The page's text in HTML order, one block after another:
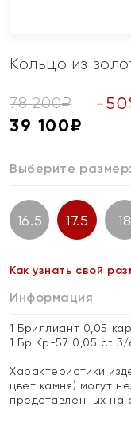
Кольцо из
78 200₽ -50
39 100₽
Выберите размер:
16.5 17.5 18
Как узнать свой
Информация
1 Бриллиант 0,05
1 Бр Кр-57 0,05 ct 3/
Характеристики
цвет камня) могут
представленных на